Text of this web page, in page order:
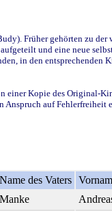
Früher gehörten zu
und eine neue
in den entsprechenden
Kopie des Original-
auf Fehlerfreiheit
Name des Vaters
Manke